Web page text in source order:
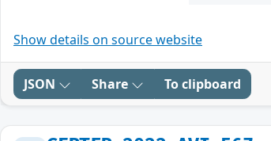
Show details on source website
JSON Share To clipboard